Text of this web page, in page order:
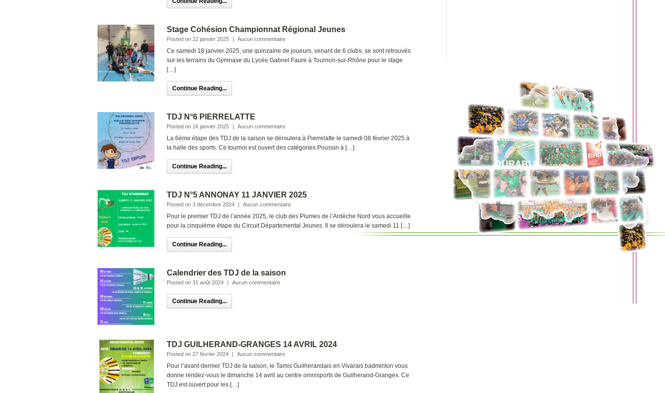
Stage Cohésion Championnat Régional Jeunes
Posted on 22 janvier 2025 | Aucun commentaire
Ce samedi 18 janvier 2025, une quinzaine de joueurs, venant de 6 clubs, se sont retrouvés
sur les terrains du Gymnase du Lycée Gabriel Faure à Tournon-sur-Rhône pour le stage
[…]
Continue Reading...
TDJ N°6 PIERRELATTE
Posted on 16 janvier 2025 | Aucun commentaire
La 6ème étape des TDJ de la saison se déroulera à Pierrelatte le samedi 08 février 2025 à
la halle des sports. Ce tournoi est ouvert des catégories Poussin à […]
Continue Reading...
TDJ N°5 ANNONAY 11 JANVIER 2025
Posted on 3 décembre 2024 | Aucun commentaire
Pour le premier TDJ de l’année 2025, le club des Plumes de l’Ardèche Nord vous accueille
pour la cinquième étape du Circuit Départemental Jeunes. Il se déroulera le samedi 11 […]
Continue Reading...
Calendrier des TDJ de la saison
Posted on 31 août 2024 | Aucun commentaire
Continue Reading...
TDJ GUILHERAND-GRANGES 14 AVRIL 2024
Posted on 27 février 2024 | Aucun commentaire
Pour l’avant-dernier TDJ de la saison, le Tamis Guilherandais en Vivarais badminton vous
donne rendez-vous le dimanche 14 avril au centre omnisports de Guilherand-Granges. Ce
TDJ est ouvert pour les […]